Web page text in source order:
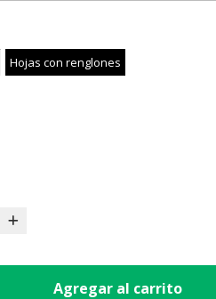
Hojas con renglones
Agregar al carrito